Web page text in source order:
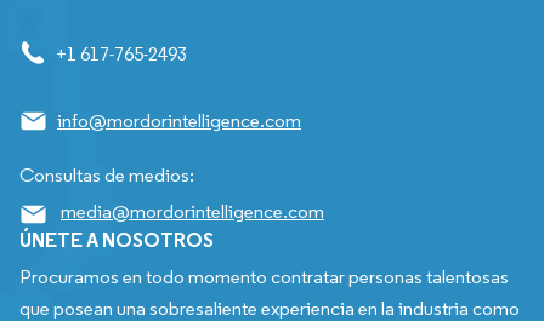
+1 617-765-2493
info@mordorintelligence.com
Consultas de medios:
media@mordorintelligence.com
ÚNETE A NOSOTROS
Procuramos en todo momento contratar personas talentosas
que posean una sobresaliente experiencia en la industria como